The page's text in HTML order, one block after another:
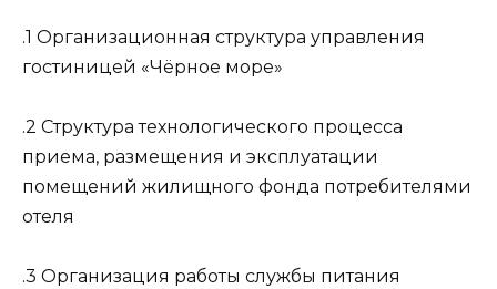
.1 Организационная структура управления
гостиницей «Чёрное море»
.2 Структура технологического процесса
приема, размещения и эксплуатации
помещений жилищного фонда потребителями
отеля
.3 Организация работы службы питания